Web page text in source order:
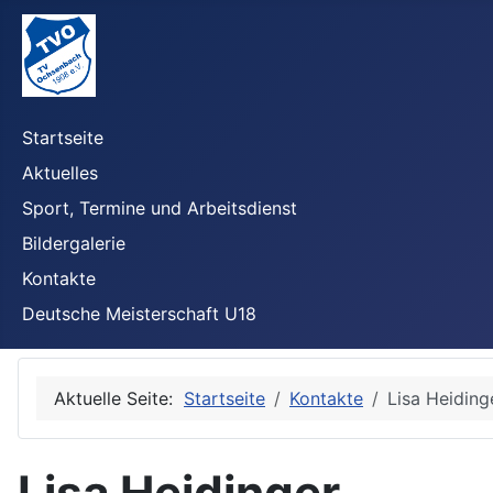
Startseite
Aktuelles
Sport, Termine und Arbeitsdienst
Bildergalerie
Kontakte
Deutsche Meisterschaft U18
Aktuelle Seite: Startseite Kontakte Lisa